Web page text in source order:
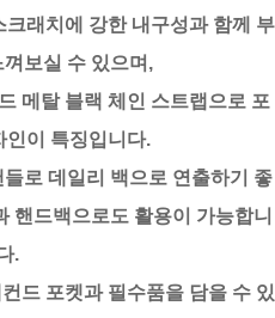
래치에 강한 내구성과 함께 부
보실 수 있으며,
메탈 블랙 체인 스트랩으로 포
인이 특징입니다.
로 데일리 백으로 연출하기 좋
핸드백으로도 활용이 가능합니
.
드 포켓과 필수품을 담을 수 있